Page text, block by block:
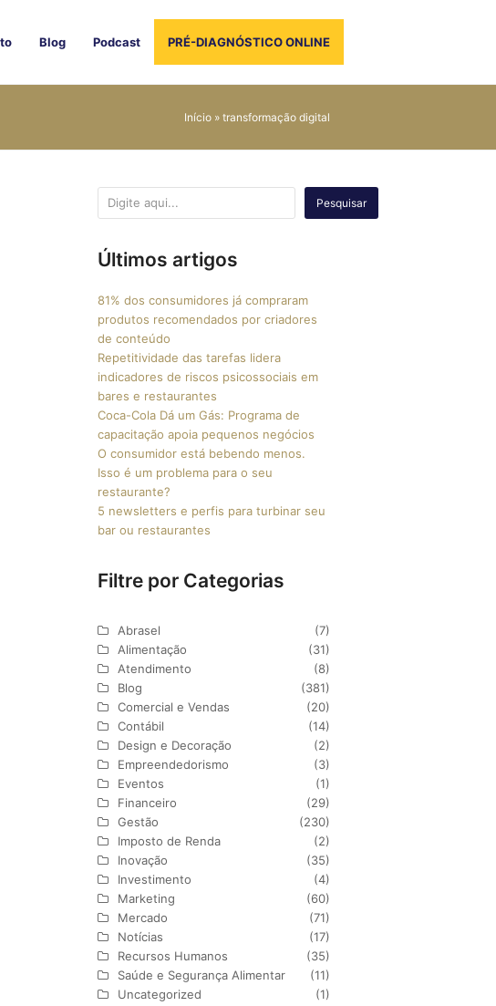
Blog Podcast PRÉ-DIAGNÓSTICO ONLINE
Início » transformação digital
Pesquisar
Últimos artigos
81% dos consumidores já compraram
produtos recomendados por criadores
de conteúdo
Repetitividade das tarefas lidera
indicadores de riscos psicossociais em
bares e restaurantes
Coca-Cola Dá um Gás: Programa de
capacitação apoia pequenos negócios
O consumidor está bebendo menos.
Isso é um problema para o seu
restaurante?
5 newsletters e perfis para turbinar seu
bar ou restaurantes
Filtre por Categorias
Abrasel
(7)
Alimentação
(31)
Atendimento
(8)
Blog
(381)
Comercial e Vendas
(20)
Contábil
(14)
Design e Decoração
(2)
Empreendedorismo
(3)
Eventos
(1)
Financeiro
(29)
Gestão
(230)
Imposto de Renda
(2)
Inovação
(35)
Investimento
(4)
Marketing
(60)
Mercado
(71)
Notícias
(17)
Recursos Humanos
(35)
Saúde e Segurança Alimentar
(11)
Uncategorized
(1)